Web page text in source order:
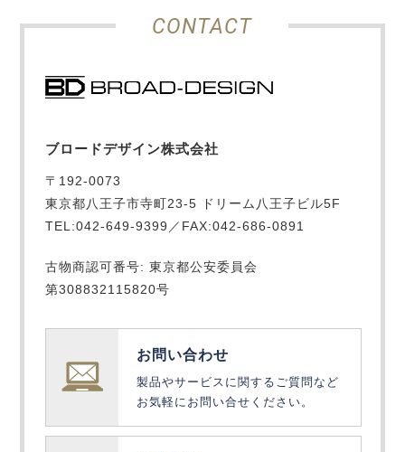
CONTACT
ブロードデザイン株式会社
〒192-0073
東京都八王子市寺町23-5 ドリーム八王子ビル5F
TEL:042-649-9399／FAX:042-686-0891
古物商認可番号: 東京都公安委員会
第308832115820号
お問い合わせ
製品やサービスに関するご質問など
お気軽にお問い合せください。